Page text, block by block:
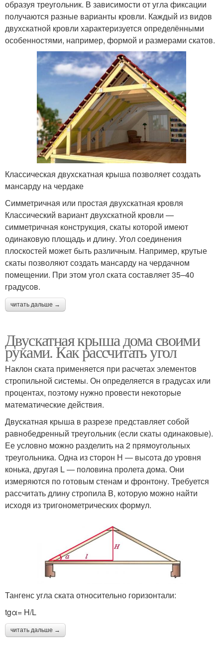
образуя треугольник. В зависимости от угла фиксации
получаются разные варианты кровли. Каждый из видов
двухскатной кровли характеризуется определёнными
особенностями, например, формой и размерами скатов.
Классическая двухскатная крыша позволяет создать
мансарду на чердаке
Симметричная или простая двухскатная кровля
Классический вариант двухскатной кровли —
симметричная конструкция, скаты которой имеют
одинаковую площадь и длину. Угол соединения
плоскостей может быть различным. Например, крутые
скаты позволяют создать мансарду на чердачном
помещении. При этом угол ската составляет 35–40
градусов.
читать дальше →
Двускатная крыша дома своими
руками. Как рассчитать угол
Наклон ската применяется при расчетах элементов
стропильной системы. Он определяется в градусах или
процентах, поэтому нужно провести некоторые
математические действия.
Двускатная крыша в разрезе представляет собой
равнобедренный треугольник (если скаты одинаковые).
Ее условно можно разделить на 2 прямоугольных
треугольника. Одна из сторон Н — высота до уровня
конька, другая L — половина пролета дома. Они
измеряются по готовым стенам и фронтону. Требуется
рассчитать длину стропила B, которую можно найти
исходя из тригонометрических формул.
Тангенс угла ската относительно горизонтали:
tgα= H/L
читать дальше →